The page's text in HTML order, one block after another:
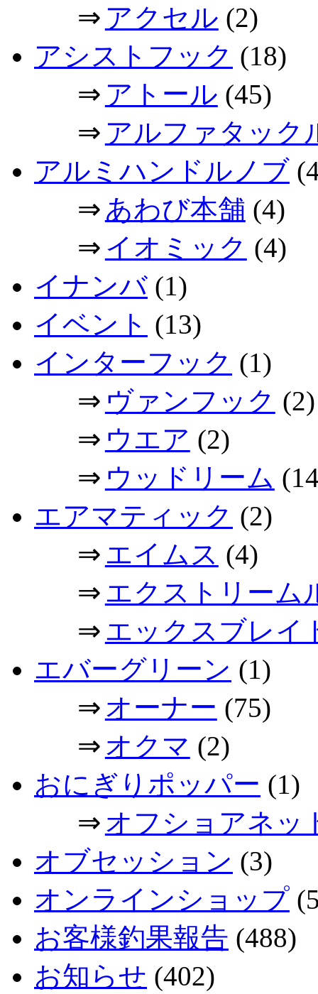
⇒ アクセル (2)
アシストフック (18)
⇒ アトール (45)
⇒ アルファタック
アルミハンドルノブ
⇒ あわび本舗 (4)
⇒ イオミック (4)
イナンバ (1)
イベント (13)
インターフック (1)
⇒ ヴァンフック (2)
⇒ ウエア (2)
⇒ ウッドリーム
エアマティック (2)
⇒ エイムス (4)
⇒ エクストリーム
⇒ エックスブレイ
エバーグリーン (1)
⇒ オーナー (75)
⇒ オクマ (2)
おにぎりポッパー (1)
⇒ オフショアネッ
オブセッション (3)
オンラインショップ
お客様釣果報告 (488)
お知らせ (402)